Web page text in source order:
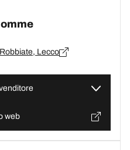
Lecco
web